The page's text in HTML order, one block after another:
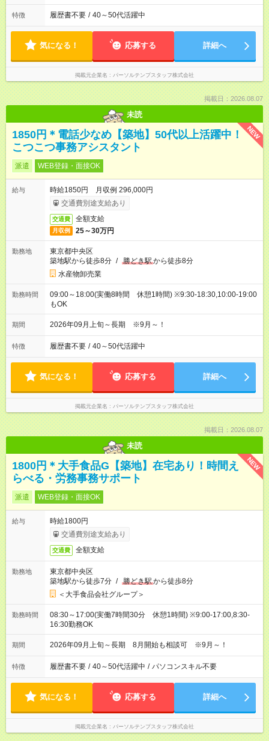
特徴 履歴書不要 / 40～50代活躍中
気になる！ 応募する 詳細へ
掲載元企業名 パーソルテンプスタッフ株式会社
掲載日：2026.08.07
未読
NEW
1850円＊電話少なめ【築地】50代以上活躍中！
こつこつ事務アシスタント
派遣 WEB登録・面接OK
給与
時給1850円 月収例 296,000円
交通費別途支給あり
交通費 全額支給
月収例 25～30万円
勤務地
東京都中央区
築地駅から徒歩8分 / 勝どき駅から徒歩8分
水産物卸売業
勤務時間
09:00～18:00(実働8時間 休憩1時間) ※9:30-18:30,10:00-19:00
もOK
期間 2026年09月上旬～長期 ※9月～！
特徴 履歴書不要 / 40～50代活躍中
気になる！ 応募する 詳細へ
掲載元企業名 パーソルテンプスタッフ株式会社
掲載日：2026.08.07
未読
NEW
1800円＊大手食品G【築地】在宅あり！時間え
らべる・労務事務サポート
派遣 WEB登録・面接OK
給与
時給1800円
交通費別途支給あり
交通費 全額支給
勤務地
東京都中央区
築地駅から徒歩7分 / 勝どき駅から徒歩8分
＜大手食品会社グループ＞
勤務時間
08:30～17:00(実働7時間30分 休憩1時間) ※9:00-17:00,8:30-
16:30勤務OK
期間 2026年09月上旬～長期 8月開始も相談可 ※9月～！
特徴 履歴書不要 / 40～50代活躍中 / パソコンスキル不要
気になる！ 応募する 詳細へ
掲載元企業名 パーソルテンプスタッフ株式会社